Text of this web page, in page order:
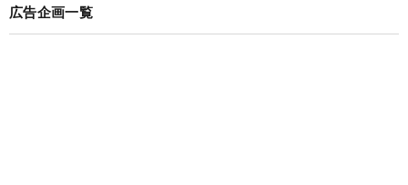
広告企画一覧